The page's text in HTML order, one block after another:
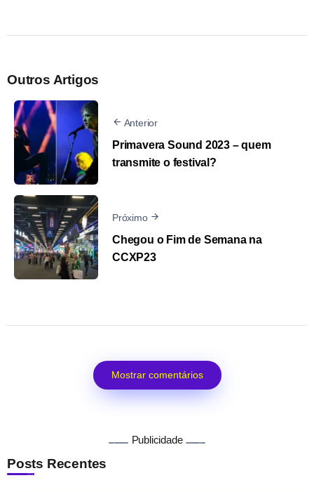
Outros Artigos
Anterior
Primavera Sound 2023 – quem
transmite o festival?
Próximo
Chegou o Fim de Semana na
CCXP23
Mostrar comentários
Publicidade
Posts Recentes